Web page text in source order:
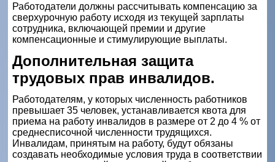
Работодатели должны рассчитывать компенсацию за
сверхурочную работу исходя из текущей зарплаты
сотрудника, включающей премии и другие
компенсационные и стимулирующие выплаты.
Дополнительная защита
трудовых прав инвалидов.
Работодателям, у которых численность работников
превышает 35 человек, устанавливается квота для
приема на работу инвалидов в размере от 2 до 4 % от
среднесписочной численности трудящихся.
Инвалидам, принятым на работу, будут обязаны
создавать необходимые условия труда в соответствии